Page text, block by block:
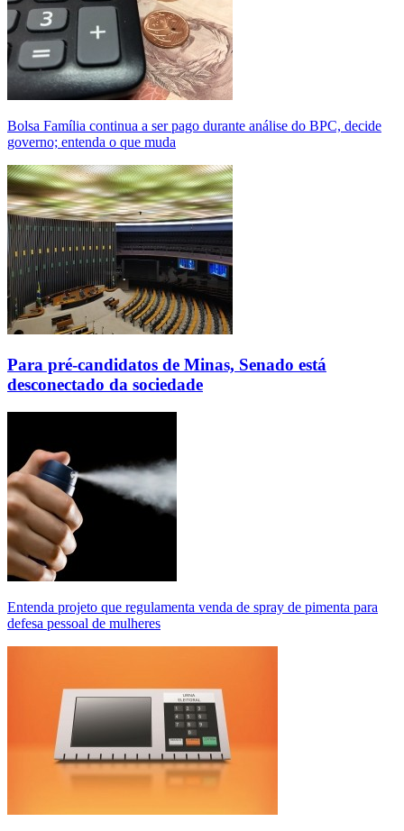
Bolsa Família continua a ser pago durante análise do BPC, decide
governo; entenda o que muda
Para pré-candidatos de Minas, Senado está
desconectado da sociedade
Entenda projeto que regulamenta venda de spray de pimenta para
defesa pessoal de mulheres